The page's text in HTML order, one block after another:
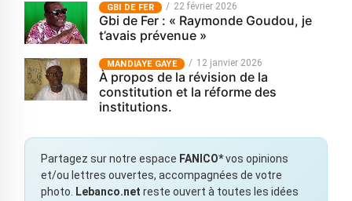
GBI DE FER 22 février 2026
Gbi de Fer : « Raymonde Goudou, je
t’avais prévenue »
MANDIAYE GAYE 12 janvier 2026
À propos de la révision de la
constitution et la réforme des
institutions.
Partagez sur notre espace FANICO*vos opinions
et/ou lettres ouvertes, accompagnées de votre
photo.
Lebanco.net reste ouvert à toutes les idées